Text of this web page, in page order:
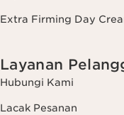
Extra Firming Day
Layanan
Hubungi Kami
Lacak Pesanan